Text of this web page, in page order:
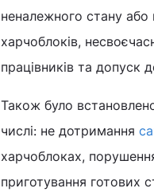
неналежного стану або
харчоблоків,
працівників та допуск
Також було
числі: не дотримання
харчоблоках,
приготування готових